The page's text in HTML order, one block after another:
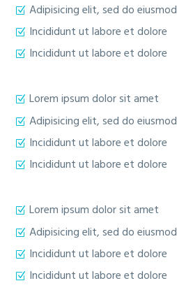
Adipisicing elit, sed do eiusmod
Incididunt ut labore et dolore
Incididunt ut labore et dolore
Lorem ipsum dolor sit amet
Adipisicing elit, sed do eiusmod
Incididunt ut labore et dolore
Incididunt ut labore et dolore
Lorem ipsum dolor sit amet
Adipisicing elit, sed do eiusmod
Incididunt ut labore et dolore
Incididunt ut labore et dolore